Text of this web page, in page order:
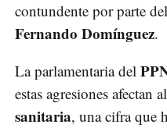
contundente por parte
Fernando Domínguez.
La parlamentaria del
estas agresiones afectan al
sanitaria, una cifra que